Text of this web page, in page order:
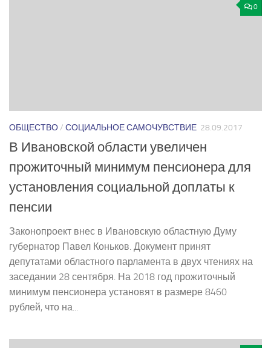
0
ОБЩЕСТВО/ СОЦИАЛЬНОЕ САМОЧУВСТВИЕ 28.09.2017
В Ивановской области увеличен
прожиточный минимум пенсионера для
установления социальной доплаты к
пенсии
Законопроект внес в Ивановскую областную Думу
губернатор Павел Коньков. Документ принят
депутатами областного парламента в двух чтениях на
заседании 28 сентября. На 2018 год прожиточный
минимум пенсионера установят в размере 8460
рублей, что на...